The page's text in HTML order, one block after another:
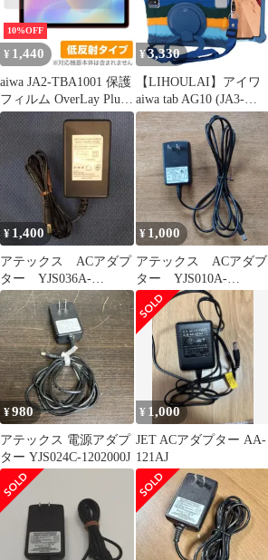
10%OFF
¥ 1,440
aiwa JA2-TBA1001 保護
フィルム OverLay Plus
for アイワ タブレット
JA2TBA1001 液晶保護
アンチグレア 反射防止
非光沢 指紋防止
¥3,330
【LIHOULAI】アイワ
aiwa tab AG10 (JA3-
TBA1003)/aiwa(アイワ)
JA2-TBA1001 10.3イン
チタブレット用の保護
ケース 防汚 防塵 防振
カバー 360度回転可能
ショルダーベルト付き
(ネイビー)
¥ 1,400
アテックス ACアダプ
ター YJS036A-
1202000J
¥ 1,000
アテックス ACアダブ
ター YJS010A-
1201000ｊ
¥980
アテックス 電源アダプ
ター YJS024C-1202000J
¥ 1,000
JET ACアダプター AA-
121AJ